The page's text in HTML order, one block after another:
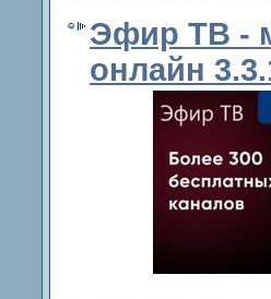
Эфир ТВ -
онлайн